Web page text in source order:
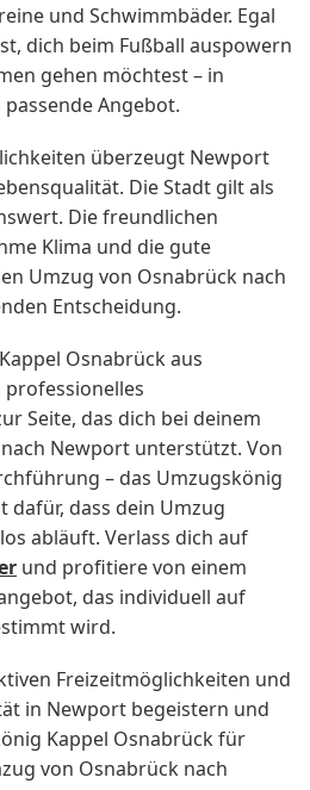
und Schwimmbäder. Egal
dich beim Fußball auspowern
gehen möchtest – in
Angebot.
überzeugt Newport
Die Stadt gilt als
Die freundlichen
Klima und die gute
Umzug von Osnabrück nach
Entscheidung.
Osnabrück aus
Seite, das dich bei deinem
Newport unterstützt. Von
– das Umzugskönig
dafür, dass dein Umzug
abläuft. Verlass dich auf
und profitiere von einem
das individuell auf
wird.
Freizeitmöglichkeiten und
in Newport begeistern und
Kappel Osnabrück für
von Osnabrück nach